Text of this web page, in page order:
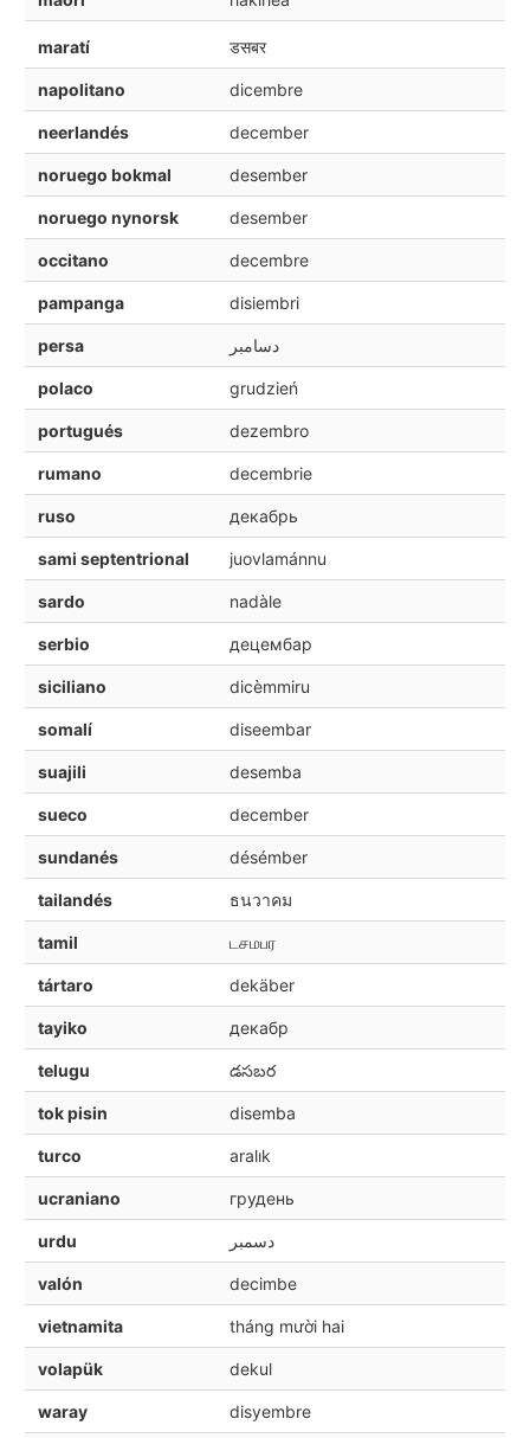
maratí डसबर
napolitano dicembre
neerlandés december
noruego bokmal desember
noruego nynorsk desember
occitano decembre
pampanga disiembri
persa دسامبر
polaco grudzień
portugués dezembro
rumano decembrie
ruso декабрь
sami septentrional juovlamánnu
sardo nadàle
serbio децембар
siciliano dicèmmiru
somalí diseembar
suajili desemba
sueco december
sundanés désémber
tailandés ธนวาคม
tamil டசமபர
tártaro dekäber
tayiko декабр
telugu డసబర
tok pisin disemba
turco aralık
ucraniano грудень
urdu دسمبر
valón decimbe
vietnamita tháng mười hai
volapük dekul
waray disyembre